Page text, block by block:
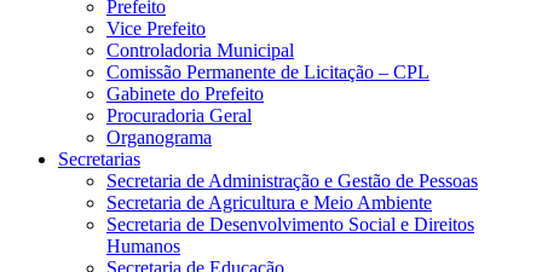
Prefeito
Vice Prefeito
Controladoria Municipal
Comissão Permanente de Licitação – CPL
Gabinete do Prefeito
Procuradoria Geral
Organograma
Secretarias
Secretaria de Administração e Gestão de Pessoas
Secretaria de Agricultura e Meio Ambiente
Secretaria de Desenvolvimento Social e Direitos
Humanos
Secretaria de Educação